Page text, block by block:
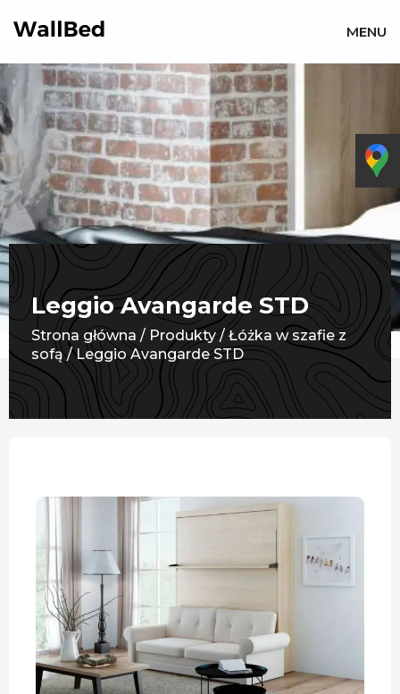
MENU
Leggio Avangarde STD
Strona główna / Produkty/Łóżka w szafie z
sofą/Leggio Avangarde STD